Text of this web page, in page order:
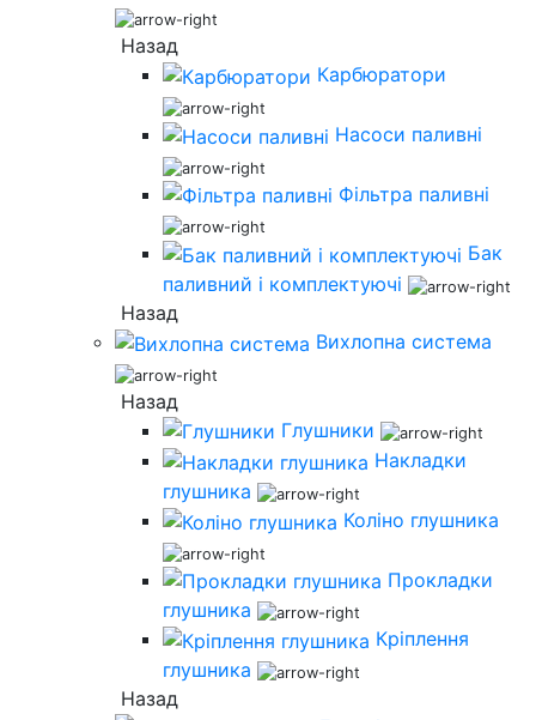
Назад
Карбюратори
Насоси паливні
Фільтра паливні
Бак
паливний і комплектуючі
Назад
Вихлопна система
Назад
Глушники
Накладки
глушника
Коліно глушника
Прокладки
глушника
Кріплення
глушника
Назад